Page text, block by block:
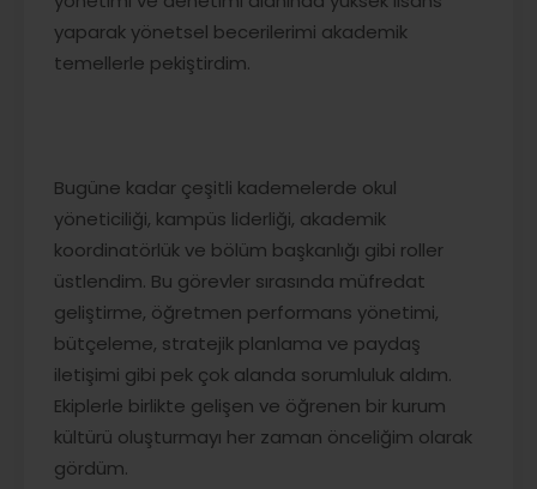
yaparak yönetsel becerilerimi akademik
temellerle pekiştirdim.
Bugüne kadar çeşitli kademelerde okul
yöneticiliği, kampüs liderliği, akademik
koordinatörlük ve bölüm başkanlığı gibi roller
üstlendim. Bu görevler sırasında müfredat
geliştirme, öğretmen performans yönetimi,
bütçeleme, stratejik planlama ve paydaş
iletişimi gibi pek çok alanda sorumluluk aldım.
Ekiplerle birlikte gelişen ve öğrenen bir kurum
kültürü oluşturmayı her zaman önceliğim olarak
gördüm.